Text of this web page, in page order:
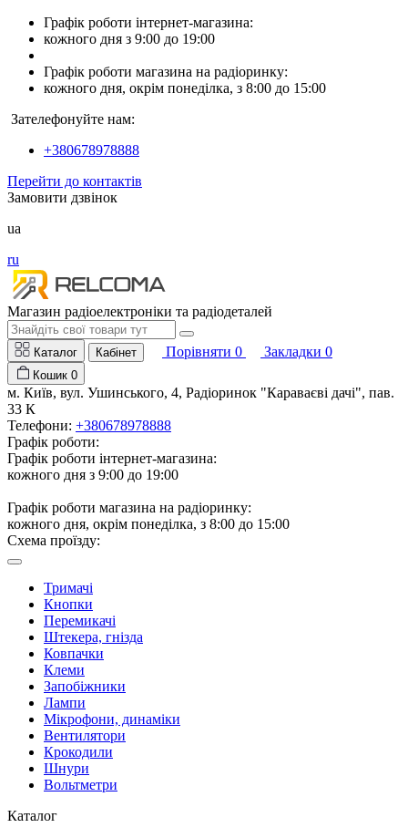
Графік роботи інтернет-магазина:
кожного дня з 9:00 до 19:00
Графік роботи магазина на радіоринку:
кожного дня, окрім понеділка, з 8:00 до 15:00
Зателефонуйте нам:
+380678978888
Перейти до контактів
Замовити дзвінок
ua
ru
Магазин радіоелектроніки та радіодеталей
Каталог Кабінет Порівняти 0 Закладки 0
Кошик 0
м. Київ, вул. Ушинського, 4, Радіоринок "Караваєві дачі", пав.
33 К
Телефони: +380678978888
Графік роботи:
Графік роботи інтернет-магазина:
кожного дня з 9:00 до 19:00
Графік роботи магазина на радіоринку:
кожного дня, окрім понеділка, з 8:00 до 15:00
Схема проїзду:
Тримачі
Кнопки
Перемикачі
Штекера, гнізда
Ковпачки
Клеми
Запобіжники
Лампи
Мікрофони, динаміки
Вентилятори
Крокодили
Шнури
Вольтметри
Каталог